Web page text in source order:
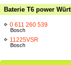
Baterie T6 power
0 611 260 539
Bosch
11225VSR
Bosch